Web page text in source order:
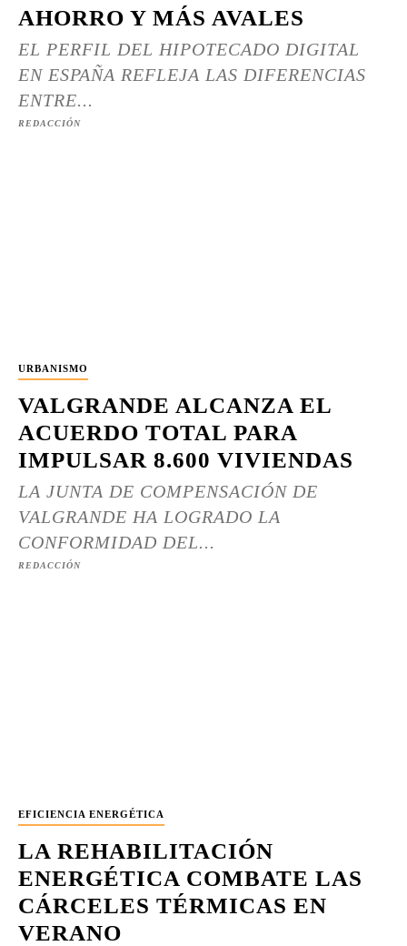
AHORRO Y MÁS AVALES
EL PERFIL DEL HIPOTECADO DIGITAL
EN ESPAÑA REFLEJA LAS DIFERENCIAS
ENTRE...
REDACCIÓN
URBANISMO
VALGRANDE ALCANZA EL
ACUERDO TOTAL PARA
IMPULSAR 8.600 VIVIENDAS
LA JUNTA DE COMPENSACIÓN DE
VALGRANDE HA LOGRADO LA
CONFORMIDAD DEL...
REDACCIÓN
EFICIENCIA ENERGÉTICA
LA REHABILITACIÓN
ENERGÉTICA COMBATE LAS
CÁRCELES TÉRMICAS EN
VERANO